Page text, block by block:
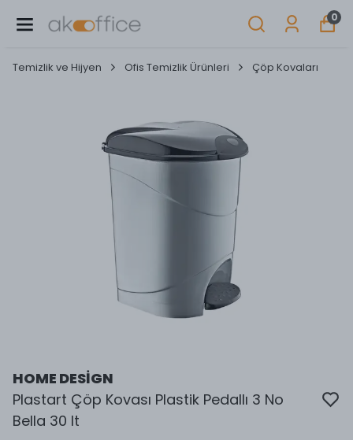
0
Temizlik ve Hijyen Ofis Temizlik Ürünleri Çöp Kovaları
HOME DESİGN
Plastart Çöp Kovası Plastik Pedallı 3 No
Bella 30 lt